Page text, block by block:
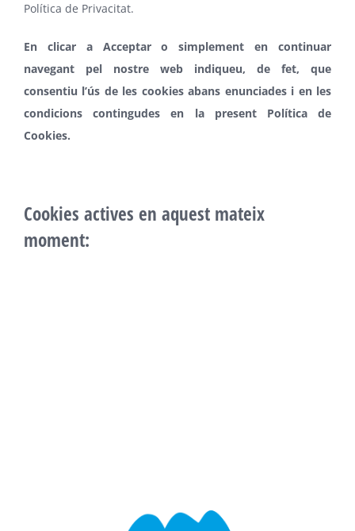
Política de Privacitat.
En clicar a Acceptar o simplement en continuar
navegant pel nostre web indiqueu, de fet, que
consentiu l’ús de les cookies abans enunciades i en les
condicions contingudes en la present Política de
Cookies.
Cookies actives en aquest mateix
moment: